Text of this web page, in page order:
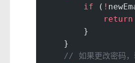
        if
( !
            return
        }
    }
// 如果更改密码，